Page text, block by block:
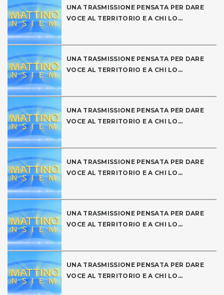
UNA TRASMISSIONE PENSATA PER DARE
VOCE AL TERRITORIO E A CHI LO...
UNA TRASMISSIONE PENSATA PER DARE
VOCE AL TERRITORIO E A CHI LO...
UNA TRASMISSIONE PENSATA PER DARE
VOCE AL TERRITORIO E A CHI LO...
UNA TRASMISSIONE PENSATA PER DARE
VOCE AL TERRITORIO E A CHI LO...
UNA TRASMISSIONE PENSATA PER DARE
VOCE AL TERRITORIO E A CHI LO...
UNA TRASMISSIONE PENSATA PER DARE
VOCE AL TERRITORIO E A CHI LO...